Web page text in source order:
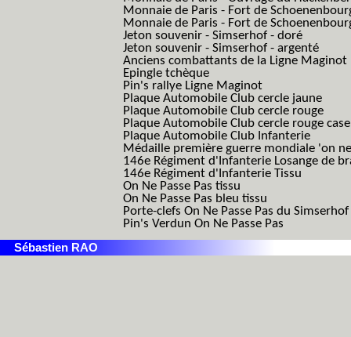
Monnaie de Paris - Fort de
Monnaie de Paris - Fort de
Jeton souvenir - Simserhof - doré
Jeton souvenir - Simserhof - argenté
Anciens combattants de la Ligne Maginot
Epingle tchèque
Pin's rallye Ligne Maginot
Plaque Automobile Club cercle jaune
Plaque Automobile Club cercle rouge
Plaque Automobile Club cercle rouge
Plaque Automobile Club Infanterie
Médaille première guerre mondiale 'on
146e Régiment d'Infanterie Losange de
146e Régiment d'Infanterie Tissu
On Ne Passe Pas tissu
On Ne Passe Pas bleu tissu
Porte-clefs On Ne Passe Pas du Simserhof
Pin's Verdun On Ne Passe Pas
Sébastien RAO